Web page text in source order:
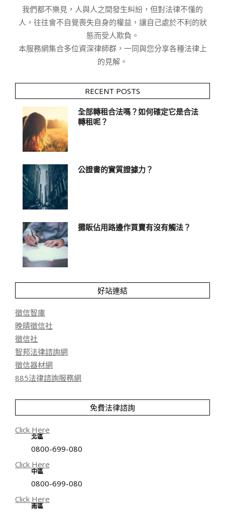
我們都不樂見，人與人之間發生糾紛，但對法律不懂的
人，往往會不自覺喪失自身的權益，讓自己處於不利的狀
態而受人欺負。
本服務網集合多位資深律師群，一同與您分享各種法律上
的見解。
RECENT POSTS
全部轉租合法嗎？如何確定它是合法
轉租呢？
公證書的實質證據力？
攤眅佔用路邊作買賣有沒有觸法？
好站連結
徵信智庫
晚晴徵信社
徵信社
智邦法律諮詢網
徵信器材網
885法律諮詢服務網
免費法律諮詢
Click Here
北區
0800-699-080
Click Here
中區
0800-699-080
Click Here
南區